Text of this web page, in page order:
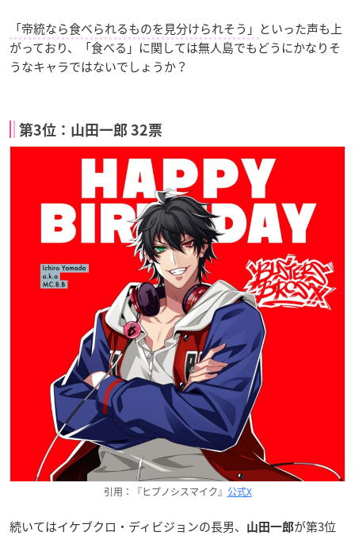
「帝統なら食べられるものを見分けられそう」 といった声も上
がっており、「食べる」に関しては無人島でもどうにかなりそ
うなキャラではないでしょうか？
第3位：山田一郎 32票
引用：『ヒプノシスマイク』 公式X
続いてはイケブクロ・ディビジョンの長男、 山田一郎が第3位